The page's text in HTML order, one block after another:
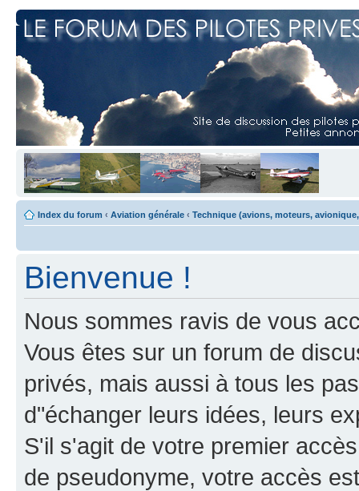
Index du forum ‹ Aviation générale ‹ Technique (avions, moteurs,
Bienvenue !
Nous sommes ravis de vous
Vous êtes sur un forum de
privés, mais aussi à tous les
d"échanger leurs idées, leurs
S'il s'agit de votre premier
de pseudonyme, votre accès